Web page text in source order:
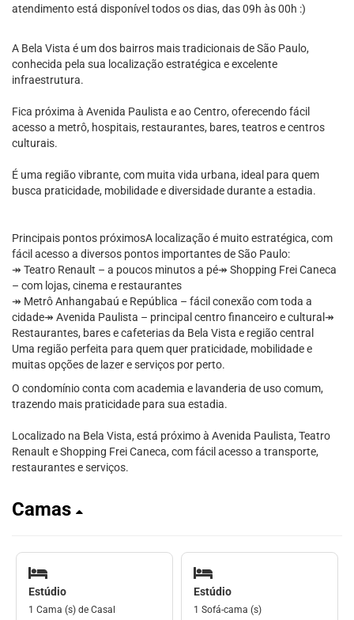
atendimento está disponível todos os dias, das 09h às 00h :)
A Bela Vista é um dos bairros mais tradicionais de São Paulo,
conhecida pela sua localização estratégica e excelente
infraestrutura.
Fica próxima à Avenida Paulista e ao Centro, oferecendo fácil
acesso a metrô, hospitais, restaurantes, bares, teatros e centros
culturais.
É uma região vibrante, com muita vida urbana, ideal para quem
busca praticidade, mobilidade e diversidade durante a estadia.
Principais pontos próximosA localização é muito estratégica, com
fácil acesso a diversos pontos importantes de São Paulo:
↠ Teatro Renault – a poucos minutos a pé↠ Shopping Frei Caneca
– com lojas, cinema e restaurantes
↠ Metrô Anhangabaú e República – fácil conexão com toda a
cidade↠ Avenida Paulista – principal centro financeiro e cultural↠
Restaurantes, bares e cafeterias da Bela Vista e região central
Uma região perfeita para quem quer praticidade, mobilidade e
muitas opções de lazer e serviços por perto.
O condomínio conta com academia e lavanderia de uso comum,
trazendo mais praticidade para sua estadia.
Localizado na Bela Vista, está próximo à Avenida Paulista, Teatro
Renault e Shopping Frei Caneca, com fácil acesso a transporte,
restaurantes e serviços.
Camas
Estúdio
1 Cama (s) de Casal
Estúdio
1 Sofá-cama (s)